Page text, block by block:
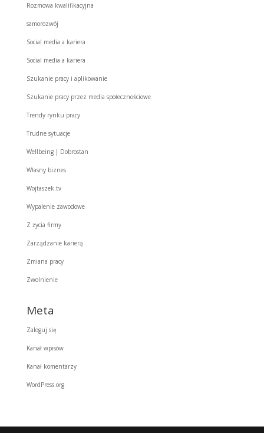
Rozmowa kwalifikacyjna
samorozwój
Social media a kariera
Social media a kariera
Szukanie pracy i aplikowanie
Szukanie pracy przez media społecznościowe
Trendy rynku pracy
Trudne sytuacje
Wellbeing | Dobrostan
Własny biznes
Wojtaszek.tv
Wypalenie zawodowe
Z życia firmy
Zarządzanie karierą
Zmiana pracy
Zwolnienie
Meta
Zaloguj się
Kanał wpisów
Kanał komentarzy
WordPress.org